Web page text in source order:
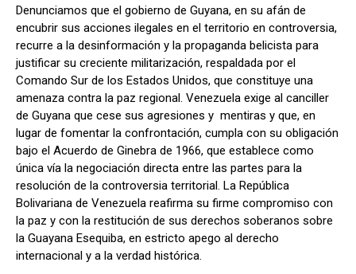
Denunciamos que el gobierno de Guyana, en su afán de
encubrir sus acciones ilegales en el territorio en controversia,
recurre a la desinformación y la propaganda belicista para
justificar su creciente militarización, respaldada por el
Comando Sur de los Estados Unidos, que constituye una
amenaza contra la paz regional. Venezuela exige al canciller
de Guyana que cese sus agresiones y mentiras y que, en
lugar de fomentar la confrontación, cumpla con su obligación
bajo el Acuerdo de Ginebra de 1966, que establece como
única vía la negociación directa entre las partes para la
resolución de la controversia territorial. La República
Bolivariana de Venezuela reafirma su firme compromiso con
la paz y con la restitución de sus derechos soberanos sobre
la Guayana Esequiba, en estricto apego al derecho
internacional y a la verdad histórica.